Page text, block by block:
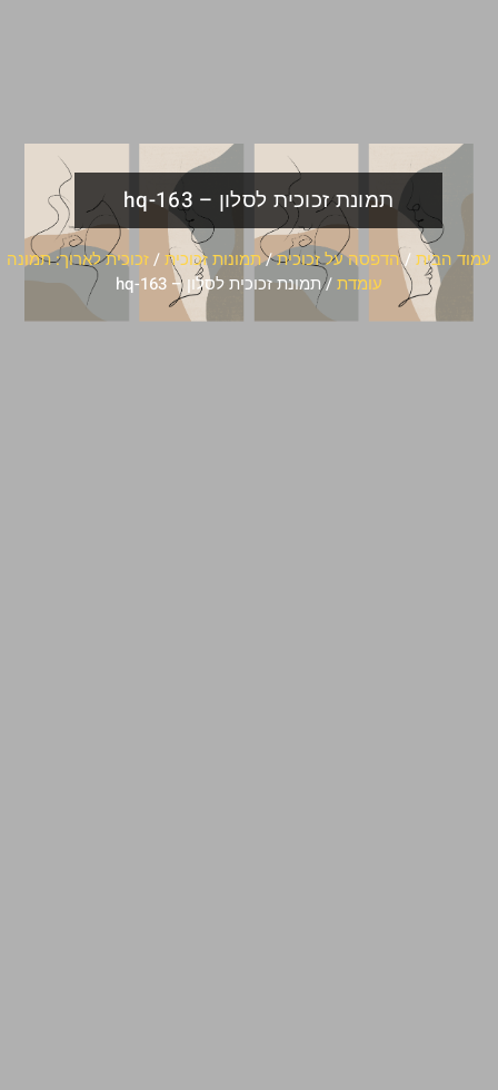
תמונת זכוכית לסלון – hq-163
עמוד הבית /הדפסה על זכוכית/תמונות זכוכית/זכוכית לארוך: תמונה
עומדת/ תמונת זכוכית לסלון – hq-163